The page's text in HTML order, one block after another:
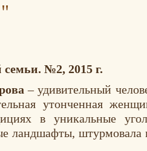
№2, 2015 г.
– удивительный
утонченная
в уникальные
ландшафты,